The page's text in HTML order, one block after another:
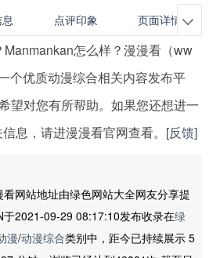
点评印象 页面详情 
怎么样？漫漫看（ww
个优质动漫综合相关内容发布平
望对您有所帮助。如果您还想进一
息，请进漫漫看官网查看。 [反馈]
网站地址由绿色网站大全网友分享提
2021-09-29 08:17:10发布收录在绿
漫/动漫综合类别中，距今已持续展示 5